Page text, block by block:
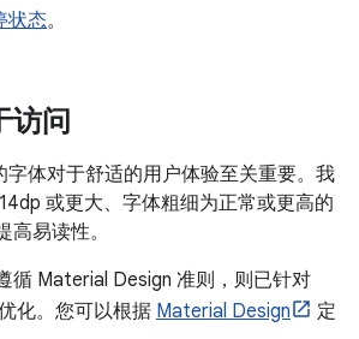
状态。
访问
字体对于舒适的用户体验至关重要。我
或更大、字体粗细为正常或更高的
易读性。
循 Material Design 准则，则已针对
化。您可以根据 Material Design
定